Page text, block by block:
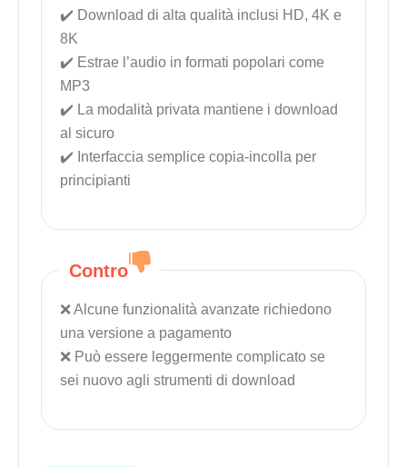
Download di alta qualità inclusi HD, 4K e
8K
Estrae l’audio in formati popolari come
MP3
La modalità privata mantiene i download
al sicuro
Interfaccia semplice copia-incolla per
principianti
Contro
Alcune funzionalità avanzate richiedono
una versione a pagamento
Può essere leggermente complicato se
sei nuovo agli strumenti di download